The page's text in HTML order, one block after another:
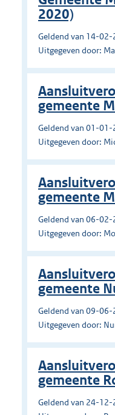
2020)
Geldend van 14-
Uitgegeven door:
gemeente
Geldend van 01-
Uitgegeven door:
gemeente
Geldend van 06-
Uitgegeven door:
gemeente
Geldend van 09-
Uitgegeven door:
gemeente
Geldend van 24-